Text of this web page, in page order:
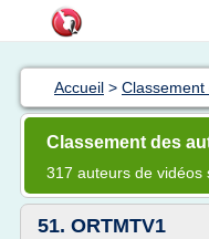
Accueil >
Classement des
317 auteurs de vidéos
51. ORTMTV1